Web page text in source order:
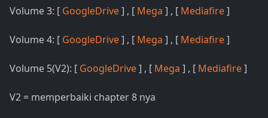
Volume 3: [ GoogleDrive] , [ Mega ] , [ Mediafire]
Volume 4: [ GoogleDrive] , [ Mega ] , [ Mediafire]
Volume 5(V2): [ GoogleDrive] , [ Mega ] , [ Mediafire]
V2 = memperbaiki chapter 8 nya